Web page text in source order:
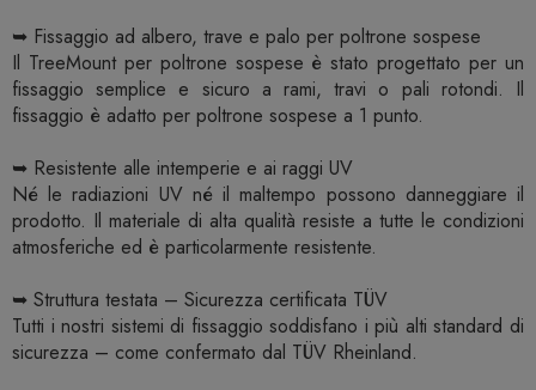
➥ Fissaggio ad albero, trave e palo per poltrone sospese
Il TreeMount per poltrone sospese è stato progettato per un
fissaggio semplice e sicuro a rami, travi o pali rotondi. Il
fissaggio è adatto per poltrone sospese a 1 punto.
➥ Resistente alle intemperie e ai raggi UV
Né le radiazioni UV né il maltempo possono danneggiare il
prodotto. Il materiale di alta qualità resiste a tutte le condizioni
atmosferiche ed è particolarmente resistente.
➥ Struttura testata – Sicurezza certificata TÜV
Tutti i nostri sistemi di fissaggio soddisfano i più alti standard di
sicurezza – come confermato dal TÜV Rheinland.